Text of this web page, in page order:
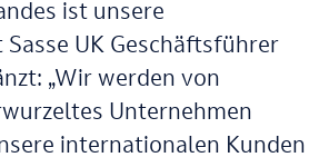
ist unsere
UK Geschäftsführer
„Wir werden von
Unternehmen
internationalen Kunden